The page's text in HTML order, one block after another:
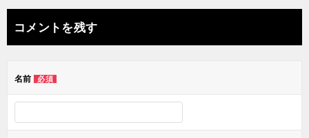
ナ
ビ
ー
コメントを残す
名前 必須